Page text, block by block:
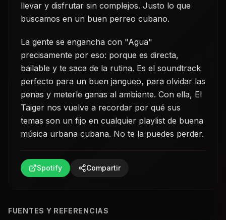
llevar y disfrutar sin complejos. Justo lo que
buscamos en un buen perreo cubano.
La gente se engancha con "Agua"
precisamente por eso: porque es directa,
bailable y te saca de la rutina. Es el soundtrack
perfecto para un buen jangueo, para olvidar las
penas y meterle ganas al ambiente. Con ella, El
Taiger nos vuelve a recordar por qué sus
temas son un fijo en cualquier playlist de buena
música urbana cubana. No te la puedes perder.
Spotify Compartir
FUENTES Y REFERENCIAS